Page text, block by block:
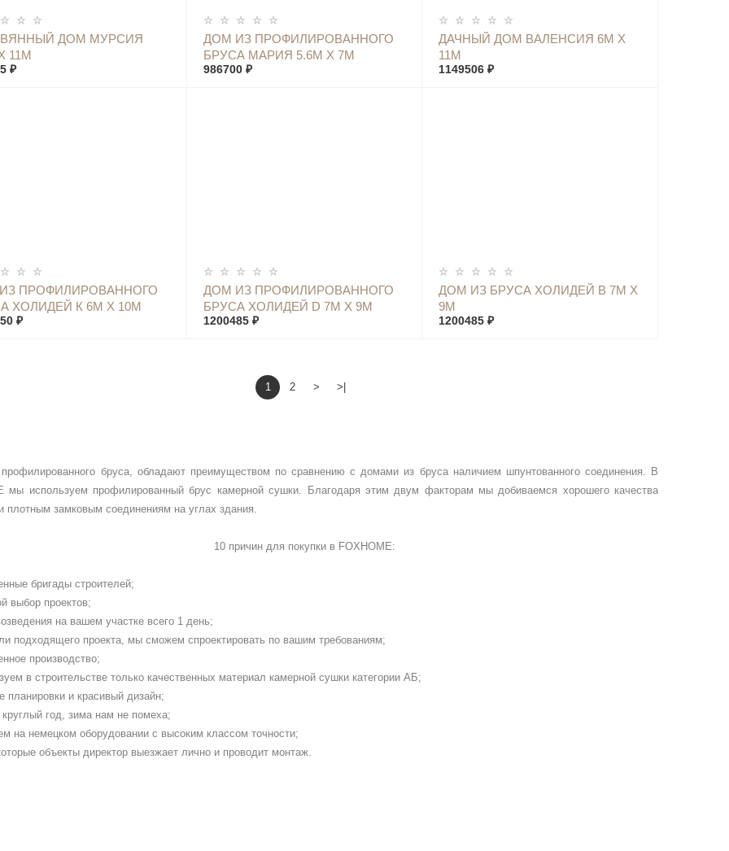
ДОМ МУРСИЯ
11М
₽
КУПИТЬ
ДОМ ИЗ ПРОФИЛИРОВАННОГО
БРУСА МАРИЯ 5.6М Х 7М
986700 ₽
КУПИТЬ
ДАЧНЫЙ ДОМ ВАЛЕНСИЯ 6М Х
11М
1149506 ₽
КУПИТЬ
ПРОФИЛИРОВАННОГО
ХОЛИДЕЙ К 6М Х 10М
₽
КУПИТЬ
ДОМ ИЗ ПРОФИЛИРОВАННОГО
БРУСА ХОЛИДЕЙ D 7М Х 9М
1200485 ₽
КУПИТЬ
ДОМ ИЗ БРУСА ХОЛИДЕЙ В 7М Х
9М
1200485 ₽
КУПИТЬ
1 2 > >|
бруса, обладают преимуществом по сравнению с домами из бруса наличием шпунтованного соединения. В
мы используем профилированный брус камерной сушки. Благодаря этим двум факторам мы добиваемся хорошего качества
плотным замковым соединениям на углах здания.
10 причин для покупки в FOXHOME:
бригады строителей;
выбор проектов;
на вашем участке всего 1 день;
подходящего проекта, мы сможем спроектировать по вашим требованиям;
производство;
в строительстве только качественных материал камерной сушки категории АБ;
планировки и красивый дизайн;
год, зима нам не помеха;
на немецком оборудовании с высоким классом точности;
объекты директор выезжает лично и проводит монтаж.